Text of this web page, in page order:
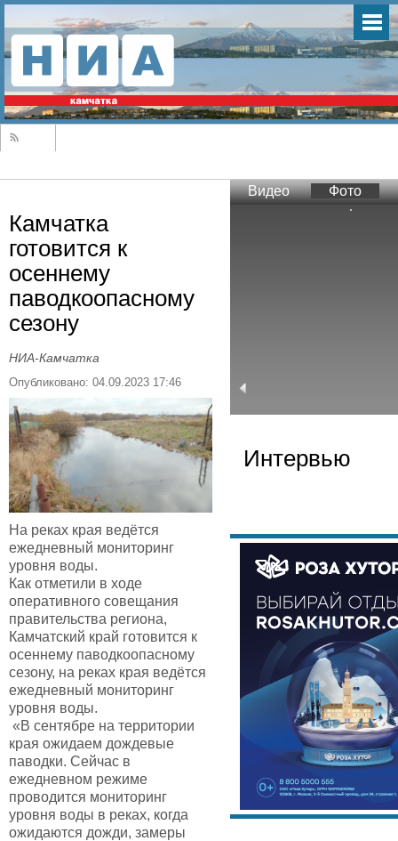
Камчатка
готовится к
осеннему
паводкоопасному
сезону
НИА-Камчатка
Опубликовано: 04.09.2023 17:46
На реках края ведётся
ежедневный мониторинг
уровня воды.
Как отметили в ходе
оперативного совещания
правительства региона,
Камчатский край готовится к
осеннему паводкоопасному
сезону, на реках края ведётся
ежедневный мониторинг
уровня воды.
«В сентябре на территории
края ожидаем дождевые
паводки. Сейчас в
ежедневном режиме
проводится мониторинг
уровня воды в реках, когда
ожидаются дожди, замеры
Видео Фото
Интервью